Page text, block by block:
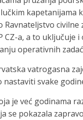
a, a to uključuje
operativnih
vatrogasna
svake
je već godinama
pokazala